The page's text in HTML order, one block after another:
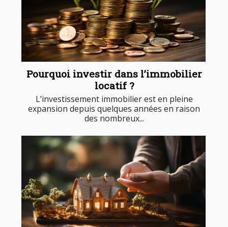
Pourquoi investir dans l’immobilier
locatif ?
L’investissement immobilier est en pleine
expansion depuis quelques années en raison
des nombreux...